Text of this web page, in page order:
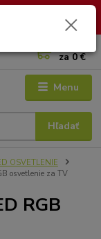
vybavíme po
Menu
Hľadať
za0 €
OSVETLENIE
osvetlenie za TV
RGB